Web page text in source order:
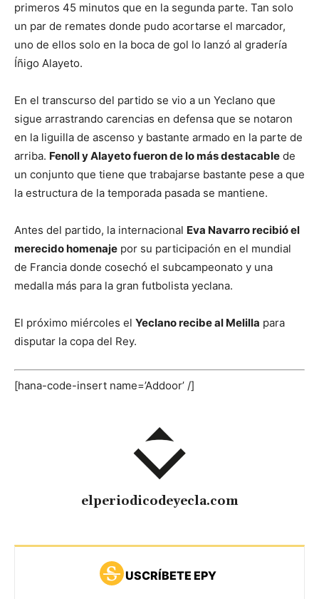
primeros 45 minutos que en la segunda parte. Tan solo
un par de remates donde pudo acortarse el marcador,
uno de ellos solo en la boca de gol lo lanzó al gradería
Íñigo Alayeto.
En el transcurso del partido se vio a un Yeclano que
sigue arrastrando carencias en defensa que se notaron
en la liguilla de ascenso y bastante armado en la parte de
arriba. Fenoll y Alayeto fueron de lo más destacable de
un conjunto que tiene que trabajarse bastante pese a que
la estructura de la temporada pasada se mantiene.
Antes del partido, la internacional Eva Navarro recibió el
merecido homenaje por su participación en el mundial
de Francia donde cosechó el subcampeonato y una
medalla más para la gran futbolista yeclana.
El próximo miércoles el Yeclano recibe al Melilla para
disputar la copa del Rey.
[hana-code-insert name=’Addoor’ /]
elperiodicodeyecla.com
USCRÍBETE EPY